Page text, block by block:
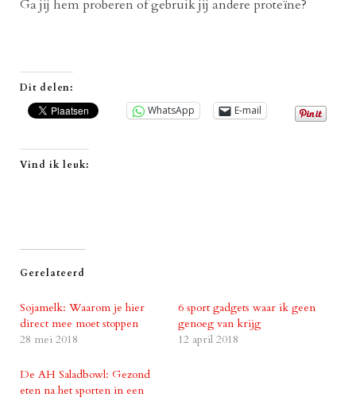
Ga jij hem proberen of gebruik jij andere proteïne?
Dit delen:
WhatsApp E-mail
Vind ik leuk:
Gerelateerd
Sojamelk: Waarom je hier
direct mee moet stoppen
28 mei 2018
6 sport gadgets waar ik geen
genoeg van krijg
12 april 2018
De AH Saladbowl: Gezond
eten na het sporten in een